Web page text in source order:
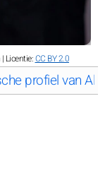
Licentie:CC BY 2.0
profiel van